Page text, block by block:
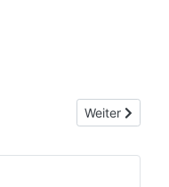
Nächster
Weiter